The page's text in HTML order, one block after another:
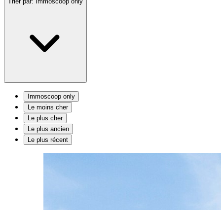
Immoscoop only
Le moins cher
Le plus cher
Le plus ancien
Le plus récent